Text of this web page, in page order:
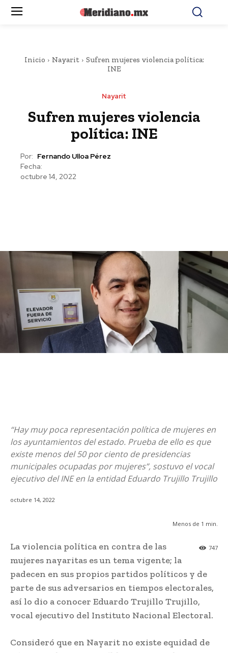
Inicio Nayarit
Sufren mujeres violencia política:
INE
Nayarit
Sufren mujeres violencia
política: INE
Por: Fernando Ulloa Pérez
Fecha:
octubre 14, 2022
“Hay muy poca representación política de mujeres en
los ayuntamientos del estado. Prueba de ello es que
existe menos del 50 por ciento de presidencias
municipales ocupadas por mujeres”, sostuvo el vocal
ejecutivo del INE en la entidad Eduardo Trujillo Trujillo
octubre 14, 2022
Menos de 1 min.
747
La violencia política en contra de las
mujeres nayaritas es un tema vigente; la
padecen en sus propios partidos políticos y de
parte de sus adversarios en tiempos electorales,
así lo dio a conocer Eduardo Trujillo Trujillo,
vocal ejecutivo del Instituto Nacional Electoral.
Consideró que en Nayarit no existe equidad de